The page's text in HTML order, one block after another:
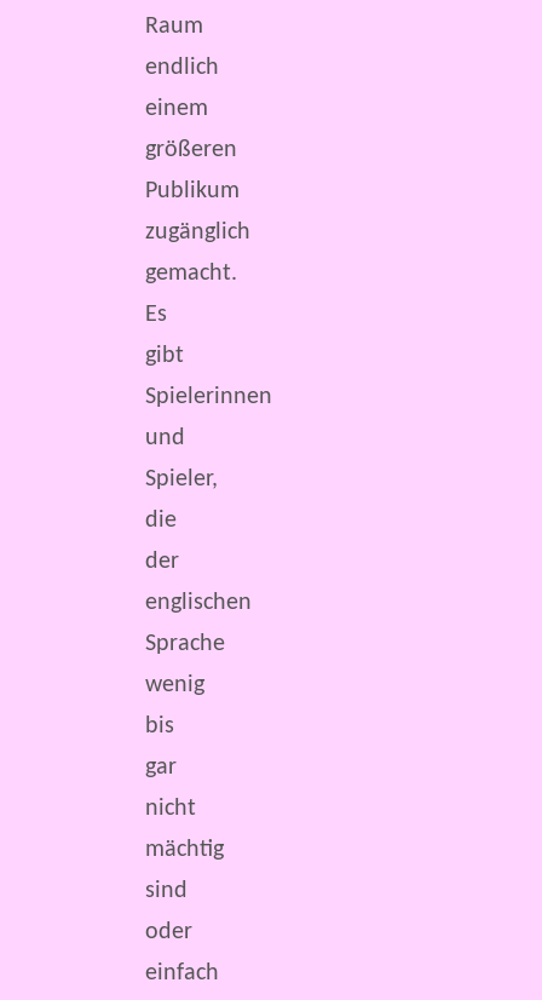
Raum
endlich
einem
größeren
Publikum
zugänglich
gemacht.
Es
gibt
Spielerinnen
und
Spieler,
die
der
englischen
Sprache
wenig
bis
gar
nicht
mächtig
sind
oder
einfach